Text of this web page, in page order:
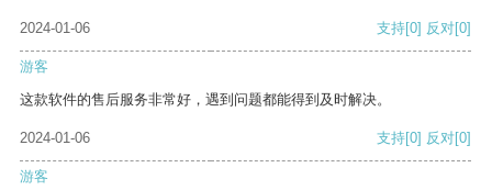
2024-01-06 支持[0] 反对[0]
游客
这款软件的售后服务非常好，遇到问题都能得到及时解决。
2024-01-06 支持[0] 反对[0]
游客